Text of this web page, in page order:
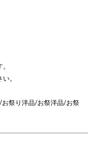
。
祭り洋品/お祭洋品/お祭